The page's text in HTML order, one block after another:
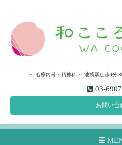
～ 心療内科・精神科 ～ 池袋駅徒歩4
03-
お問い合